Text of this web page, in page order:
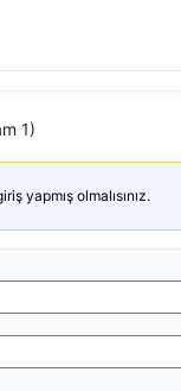
1)
yapmış olmalısınız.